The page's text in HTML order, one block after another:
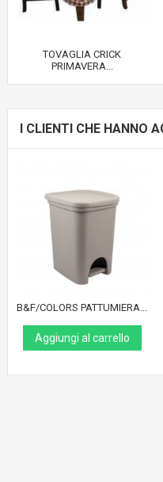
TOVAGLIA CRICK
PRIMAVERA...
I CLIENTI CHE HANNO
B&F/COLORS PATTUMIERA...
Aggiungi al carrello